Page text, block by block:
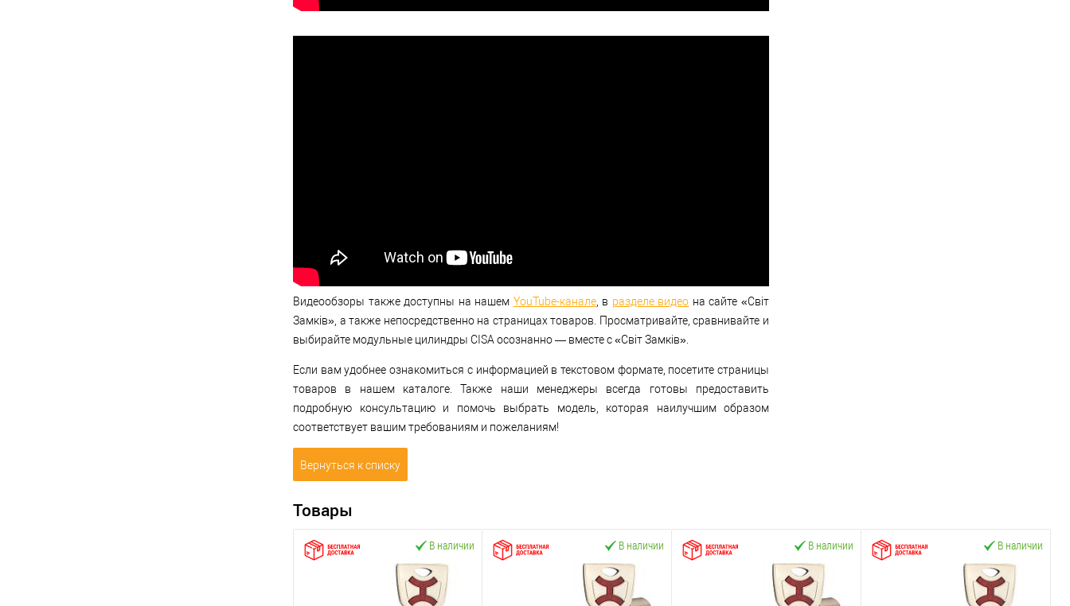
Видеообзоры также доступны на нашем YouTube-канале, в разделе видео на сайте «Світ
Замків», а также непосредственно на страницах товаров. Просматривайте, сравнивайте и
выбирайте модульные цилиндры CISA осознанно — вместе с «Світ Замків».
Если вам удобнее ознакомиться с информацией в текстовом формате, посетите страницы
товаров в нашем каталоге. Также наши менеджеры всегда готовы предоставить
подробную консультацию и помочь выбрать модель, которая наилучшим образом
соответствует вашим требованиям и пожеланиям!
Вернуться к списку
Товары
В наличии В наличии В наличии В наличии